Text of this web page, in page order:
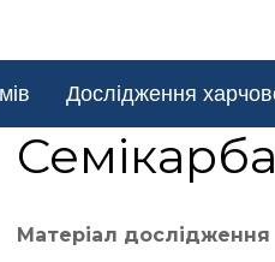
Дослідження
Матеріал дослідження